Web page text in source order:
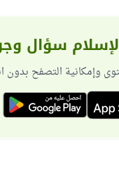
سؤال
وإمكانية التصفح بدون